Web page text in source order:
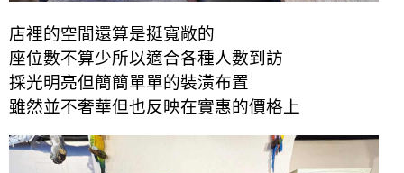
店裡的空間還算是挺寬敞的
座位數不算少所以適合各種人數到訪
採光明亮但簡簡單單的裝潢布置
雖然並不奢華但也反映在實惠的價格上